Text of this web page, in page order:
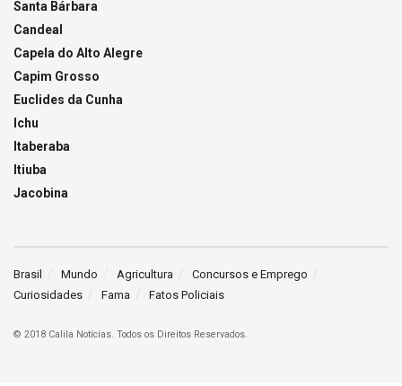
Santa Bárbara
Candeal
Capela do Alto Alegre
Capim Grosso
Euclides da Cunha
Ichu
Itaberaba
Itiuba
Jacobina
Brasil Mundo Agricultura
Concursos e Emprego
Curiosidades
Fama Fatos Policiais
© 2018 Calila Notícias. Todos os Direitos Reservados.